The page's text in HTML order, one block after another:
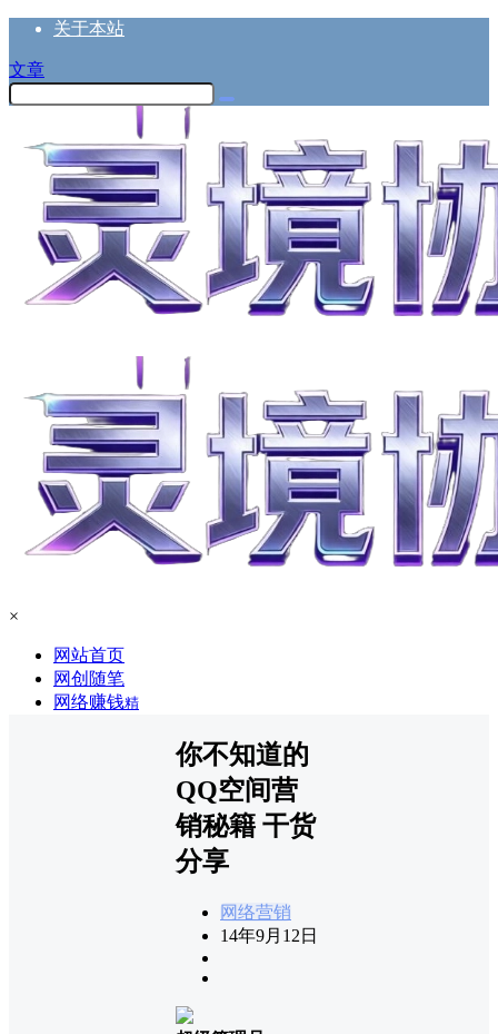
关于本站
文章
×
网站首页
网创随笔
网络赚钱精
你不知道的
QQ空间营
销秘籍 干货
分享
网络营销
14年9月12日